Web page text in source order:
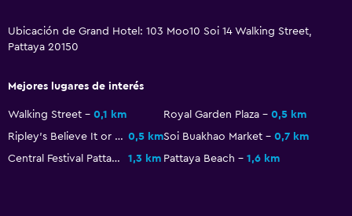
Servicio de despertador
Acceso con llave
Botella de agua
Recepción 24 horas
Ubicación de Grand Hotel: 103 Moo10 Soi 14 Walking Street,
Pattaya 20150
Mejores lugares de interés
Walking Street 0,1 km Royal Garden Plaza
0,5 km
Ripley's Believe It or Not! Museum 0,5 kmSoi Buakhao Market
0,7 km
Central Festival Pattaya Beach
1,3 km Pattaya Beach 1,6 km